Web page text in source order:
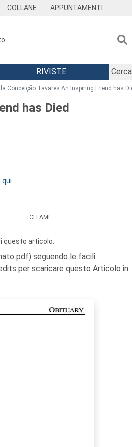
COLLANE APPUNTAMENTI
RIVISTE
Cerca:
Conceição Tavares An Inspiring Friend has
has Died
qui
CITAMI
questo articolo.
pdf) seguendo le facili
per scaricare questo Articolo in